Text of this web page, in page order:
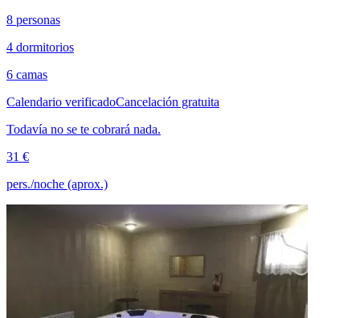
8 personas
4 dormitorios
6 camas
Calendario verificadoCancelación gratuita
Todavía no se te cobrará nada.
31 €
pers./noche (aprox.)